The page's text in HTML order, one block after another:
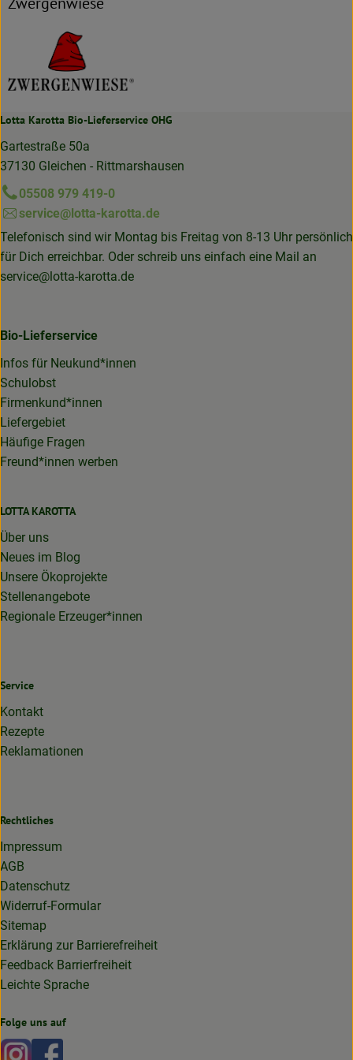
Lotta Karotta Bio-Lieferservice OHG
Gartestraße 50a
37130 Gleichen - Rittmarshausen
05508 979 419-0
service@lotta-karotta.de
Telefonisch sind wir Montag bis Freitag von 8-13 Uhr persönlich
für Dich erreichbar. Oder schreib uns einfach eine Mail an
service@lotta-karotta.de
Bio-Lieferservice
Infos für Neukund*innen
Schulobst
Firmenkund*innen
Liefergebiet
Häufige Fragen
Freund*innen werben
LOTTA KAROTTA
Über uns
Neues im Blog
Unsere Ökoprojekte
Stellenangebote
Regionale Erzeuger*innen
Service
Kontakt
Rezepte
Reklamationen
Rechtliches
Impressum
AGB
Datenschutz
Widerruf-Formular
Sitemap
Erklärung zur Barrierefreiheit
Feedback Barrierfreiheit
Leichte Sprache
Folge uns auf
Externer Link zu https://www.instagram.com/